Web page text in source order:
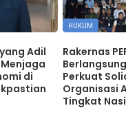
Adil
di
HUKUM
Rakernas
Perkuat
Organisasi
Tingkat